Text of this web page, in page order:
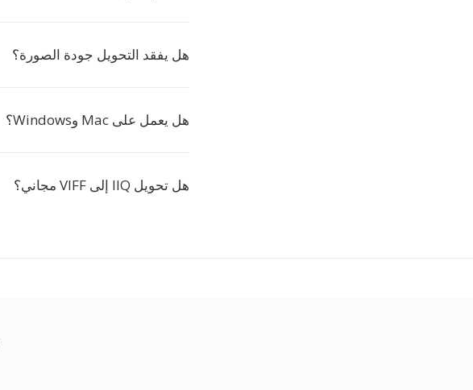
هل يفقد التحويل جودة الصورة؟
هل يعمل على Mac وWindows؟
هل تحويل IIQ إلى VIFF مجاني؟